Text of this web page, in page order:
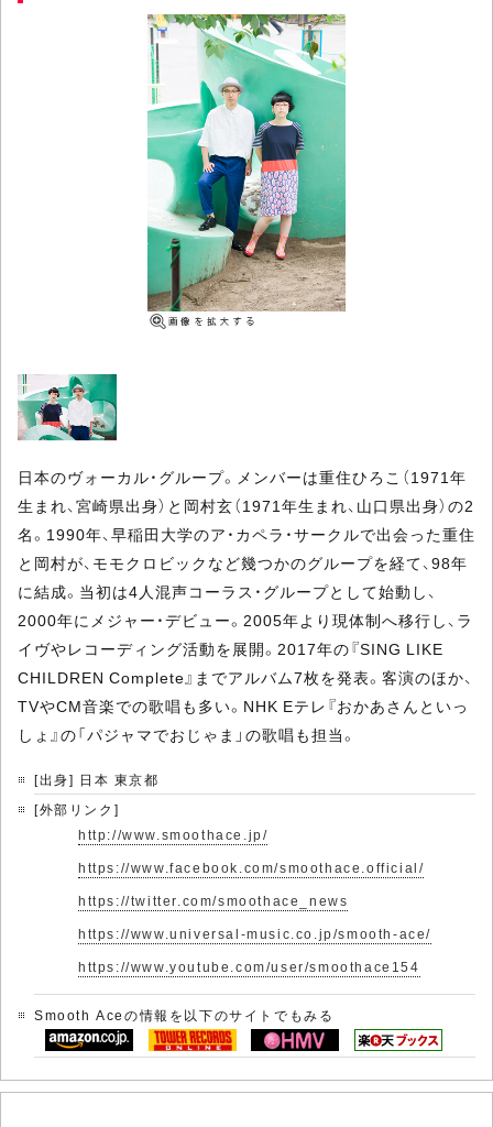
日本のヴォーカル・グループ。メンバーは重住ひろこ（1971年
生まれ、宮崎県出身）と岡村玄（1971年生まれ、山口県出身）の2
名。1990年、早稲田大学のア・カペラ・サークルで出会った重住
と岡村が、モモクロビックなど幾つかのグループを経て、98年
に結成。当初は4人混声コーラス・グループとして始動し、
2000年にメジャー・デビュー。2005年より現体制へ移行し、ラ
イヴやレコーディング活動を展開。2017年の『SING LIKE
CHILDREN Complete』までアルバム7枚を発表。客演のほか、
TVやCM音楽での歌唱も多い。NHK Eテレ『おかあさんといっ
しょ』の「パジャマでおじゃま」の歌唱も担当。
[出身] 日本 東京都
[外部リンク]
http://www.smoothace.jp/
https://www.facebook.com/smoothace.official/
https://twitter.com/smoothace_news
https://www.universal-music.co.jp/smooth-ace/
https://www.youtube.com/user/smoothace154
Smooth Aceの情報を以下のサイトでもみる